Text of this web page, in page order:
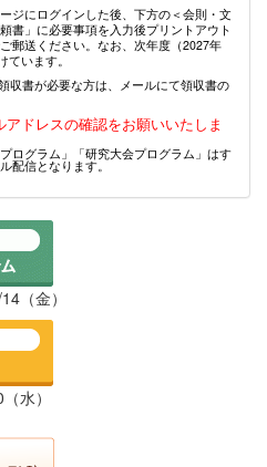
ジにログインした後、下方の＜会則・文
書」に必要事項を入力後プリントアウト
郵送ください。なお、次年度（2027年
います。
収書が必要な方は、メールにて領収書の
ドレスの確認をお願いいたしま
ログラム」「研究大会プログラム」はす
配信となります。
（金）
水）